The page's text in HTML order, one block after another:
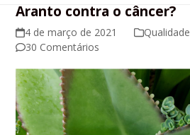
Aranto contra o câncer?
4 de março de 2021
30 Comentários